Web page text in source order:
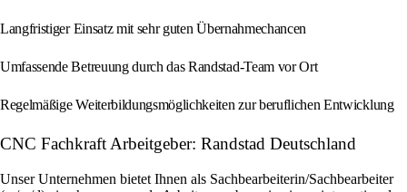
Langfristiger Einsatz mit sehr guten Übernahmechancen
Umfassende Betreuung durch das Randstad-Team vor Ort
Regelmäßige Weiterbildungsmöglichkeiten zur beruflichen Entwicklung
CNC Fachkraft Arbeitgeber: Randstad Deutschland
Unser Unternehmen bietet Ihnen als Sachbearbeiterin/Sachbearbeiter